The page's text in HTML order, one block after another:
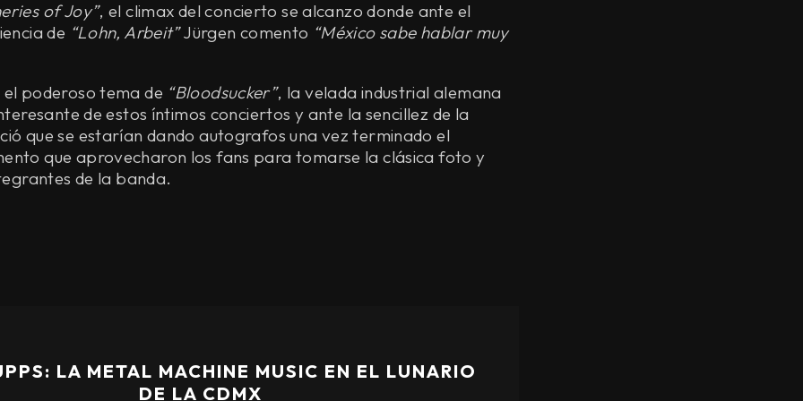
of Joy”, el climax del concierto se alcanzo donde ante el
de “Lohn, Arbeit”Jürgen comento “México sabe hablar muy
poderoso tema de “Bloodsucker”, la velada industrial alemana
de estos íntimos conciertos y ante la sencillez de la
que se estarían dando autografos una vez terminado el
que aprovecharon los fans para tomarse la clásica foto y
de la banda.
LA METAL MACHINE MUSIC EN EL LUNARIO
DE LA CDMX